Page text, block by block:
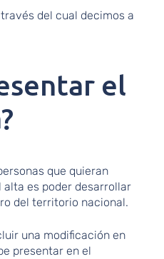
del cual decimos a
el
que quieran
es poder desarrollar
del territorio nacional.
una modificación en
presentar en el